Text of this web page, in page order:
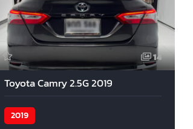
14
Toyota Camry 2.5G 2019
2019